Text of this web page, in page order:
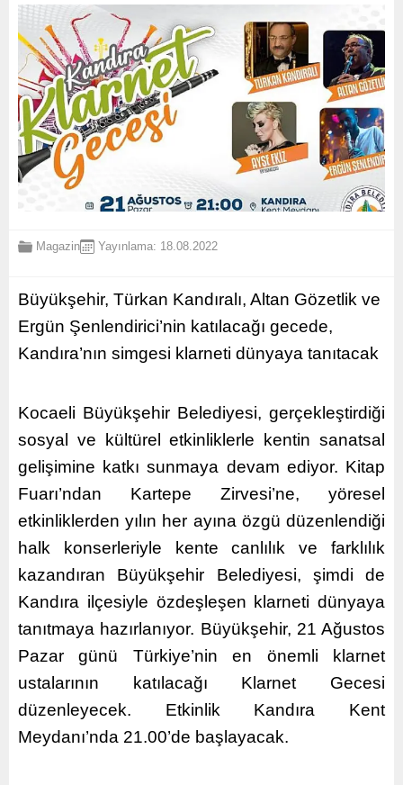
Magazin Yayınlama: 18.08.2022
Büyükşehir, Türkan Kandıralı, Altan Gözetlik ve
Ergün Şenlendirici’nin katılacağı gecede,
Kandıra’nın simgesi klarneti dünyaya tanıtacak
Kocaeli Büyükşehir Belediyesi, gerçekleştirdiği
sosyal ve kültürel etkinliklerle kentin sanatsal
gelişimine katkı sunmaya devam ediyor. Kitap
Fuarı’ndan Kartepe Zirvesi’ne, yöresel
etkinliklerden yılın her ayına özgü düzenlendiği
halk konserleriyle kente canlılık ve farklılık
kazandıran Büyükşehir Belediyesi, şimdi de
Kandıra ilçesiyle özdeşleşen klarneti dünyaya
tanıtmaya hazırlanıyor. Büyükşehir, 21 Ağustos
Pazar günü Türkiye’nin en önemli klarnet
ustalarının katılacağı Klarnet Gecesi
düzenleyecek. Etkinlik Kandıra Kent
Meydanı’nda 21.00’de başlayacak.